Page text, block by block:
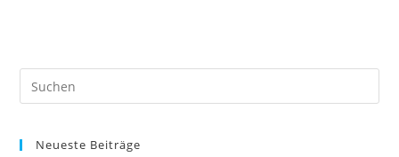
Neueste Beiträge